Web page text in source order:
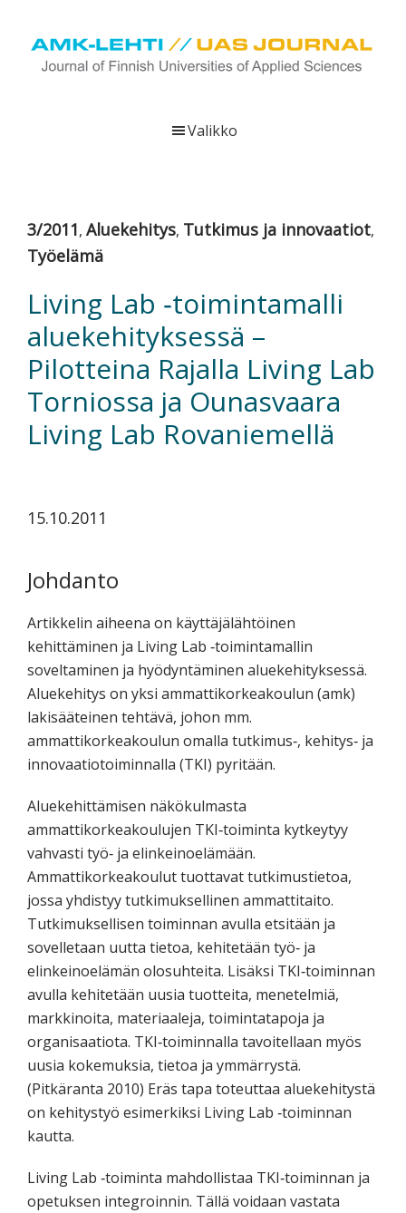
Hyppää
pääsisältöön
Hyppää
ensisijaiseen
Hyppää
alatunnisteeseen
viestittää
ammattikorkeakoulujen
kehittämis-
ja
innovaatiotoiminnasta
sekä
ammattikorkeakoulutusta
koskevasta
tutkimuksesta
Valikko
3/2011, Aluekehitys, Tutkimus ja innovaatiot,
Työelämä
Living Lab ‐toimintamalli
aluekehityksessä –
Pilotteina Rajalla Living Lab
Torniossa ja Ounasvaara
Living Lab Rovaniemellä
15.10.2011
Johdanto
Artikkelin aiheena on käyttäjälähtöinen
kehittäminen ja Living Lab ‐toimintamallin
soveltaminen ja hyödyntäminen aluekehityksessä.
Aluekehitys on yksi ammattikorkeakoulun (amk)
lakisääteinen tehtävä, johon mm.
ammattikorkeakoulun omalla tutkimus‐, kehitys‐ ja
innovaatiotoiminnalla (TKI) pyritään.
Aluekehittämisen näkökulmasta
ammattikorkeakoulujen TKI‐toiminta kytkeytyy
vahvasti työ‐ ja elinkeinoelämään.
Ammattikorkeakoulut tuottavat tutkimustietoa,
jossa yhdistyy tutkimuksellinen ammattitaito.
Tutkimuksellisen toiminnan avulla etsitään ja
sovelletaan uutta tietoa, kehitetään työ‐ ja
elinkeinoelämän olosuhteita. Lisäksi TKI‐toiminnan
avulla kehitetään uusia tuotteita, menetelmiä,
markkinoita, materiaaleja, toimintatapoja ja
organisaatiota. TKI‐toiminnalla tavoitellaan myös
uusia kokemuksia, tietoa ja ymmärrystä.
(Pitkäranta 2010) Eräs tapa toteuttaa aluekehitystä
on kehitystyö esimerkiksi Living Lab ‐toiminnan
kautta.
Living Lab ‐toiminta mahdollistaa TKI‐toiminnan ja
opetuksen integroinnin. Tällä voidaan vastata